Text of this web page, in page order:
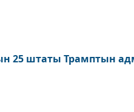
25 штаты Трамптын